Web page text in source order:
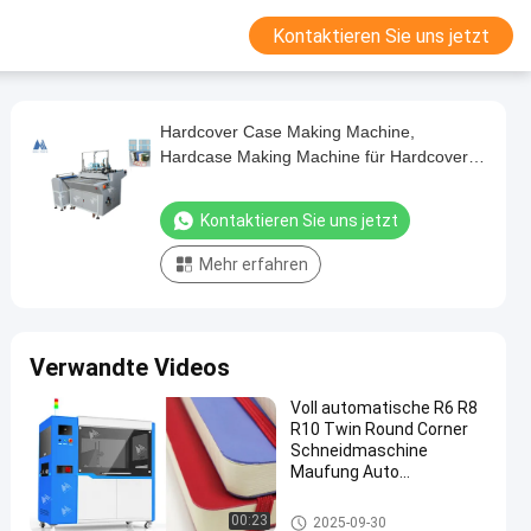
Kontaktieren Sie uns jetzt
Hardcover Case Making Machine,
Hardcase Making Machine für Hardcovers
Kontaktieren Sie uns jetzt
Mehr erfahren
Verwandte Videos
00:23
Voll automatische R6 R8
R10 Twin Round Corner
Schneidmaschine
Maufung Auto
Schneidmaschine MF-
Hardcover-Buchmaschine
2025-09-30